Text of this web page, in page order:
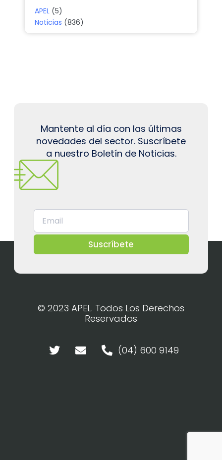
APEL (5)
Noticias (836)
Mantente al día con las últimas
novedades del sector. Suscríbete
a nuestro Boletín de Noticias.
Suscríbete
© 2023 APEL. Todos Los Derechos
Reservados
(04) 600 9149